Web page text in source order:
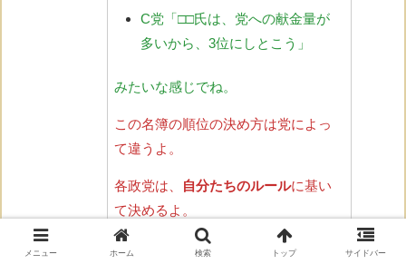
C党「□□氏は、党への献金量が
多いから、3位にしとこう」
みたいな感じでね。
この名簿の順位の決め方は党によっ
て違うよ。
各政党は、 自分たちのルールに基い
て決めるよ。
メニュー ホーム 検索 トップ サイドバー